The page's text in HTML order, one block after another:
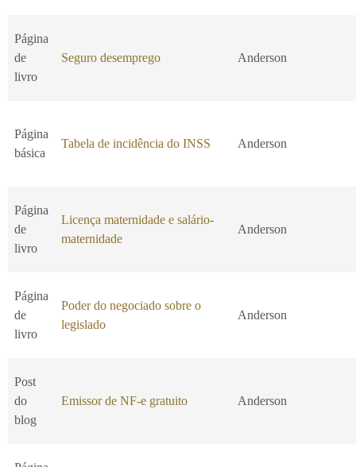
Página
de
livro
Seguro desemprego Anderson
Página
básica
Tabela de incidência do INSS Anderson
Página
de
livro
Licença maternidade e salário-
maternidade
Anderson
Página
de
livro
Poder do negociado sobre o
legislado
Anderson
Post
do
blog
Emissor de NF-e gratuito Anderson